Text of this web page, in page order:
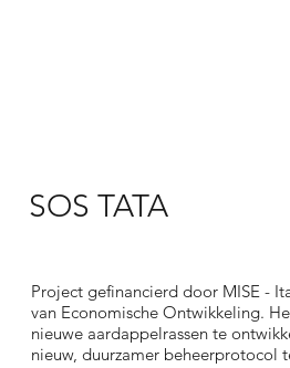
SOS TATA
Project gefinancierd door MISE -
van Economische Ontwikkeling.
nieuwe aardappelrassen te
nieuw, duurzamer beheerprotocol